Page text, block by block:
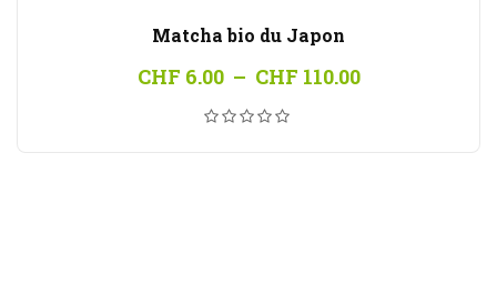
Matcha bio du Japon
CHF 6.00 – CHF 110.00Plage